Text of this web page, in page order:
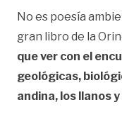
No es poesía
gran libro de la
que ver con el
geológicas,
andina, los llanos